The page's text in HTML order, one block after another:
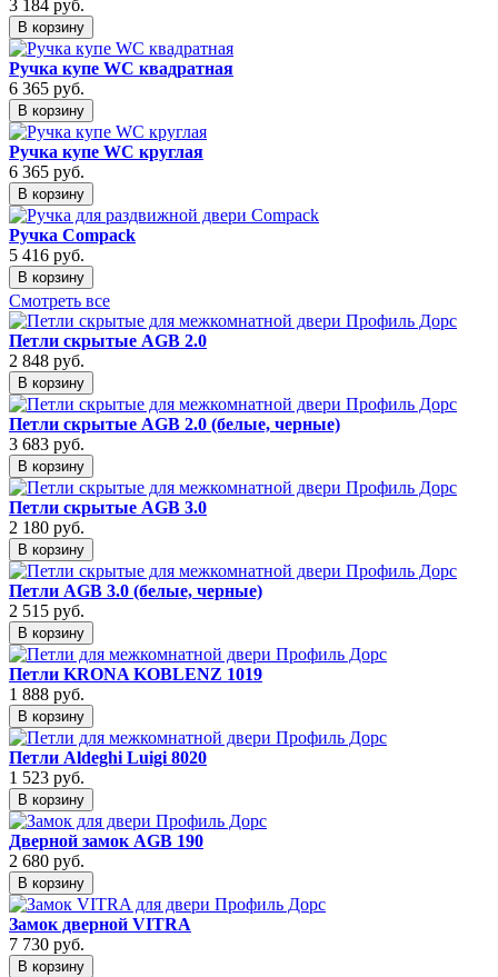
3 184 руб.
В корзину
Ручка купе WC квадратная
6 365 руб.
В корзину
Ручка купе WC круглая
6 365 руб.
В корзину
Ручка Compack
5 416 руб.
В корзину
Смотреть все
Петли скрытые AGB 2.0
2 848 руб.
В корзину
Петли скрытые AGB 2.0 (белые, черные)
3 683 руб.
В корзину
Петли скрытые AGB 3.0
2 180 руб.
В корзину
Петли AGB 3.0 (белые, черные)
2 515 руб.
В корзину
Петли KRONA KOBLENZ 1019
1 888 руб.
В корзину
Петли Aldeghi Luigi 8020
1 523 руб.
В корзину
Дверной замок AGB 190
2 680 руб.
В корзину
Замок дверной VITRA
7 730 руб.
В корзину